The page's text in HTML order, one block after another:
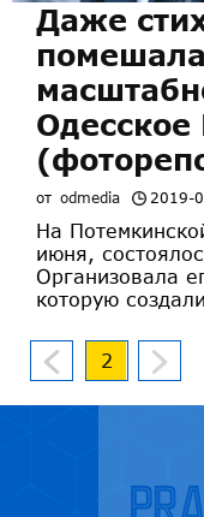
Даже
Одесское
от odmedia 2019-
На
июня,
Организовала
которую
2